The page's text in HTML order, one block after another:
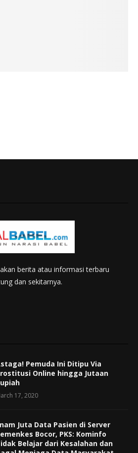
berita atau informasi terbaru
dan sekitarnya.
Pemuda Ini Ditipu Via
Online hingga Jutaan
17, 2020
Juta Data Pasien di Server
Bocor, PKS: Kominfo
Belajar dari Kesalahan dan